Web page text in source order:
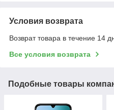
Условия возврата
Возврат товара в течение 14
Все условия возврата
Подобные товары